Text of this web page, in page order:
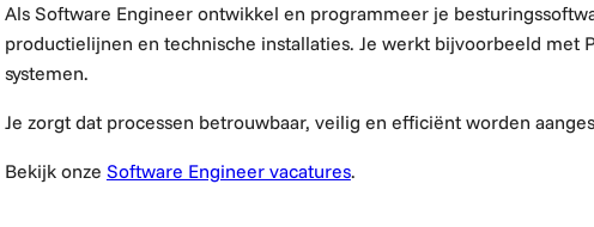
Als Software Engineer ontwikkel en programmeer je
productielijnen en technische installaties. Je werkt bijvoorbeeld met
systemen.
Je zorgt dat processen betrouwbaar, veilig en efficiënt worden
Bekijk onze Software Engineer vacatures.